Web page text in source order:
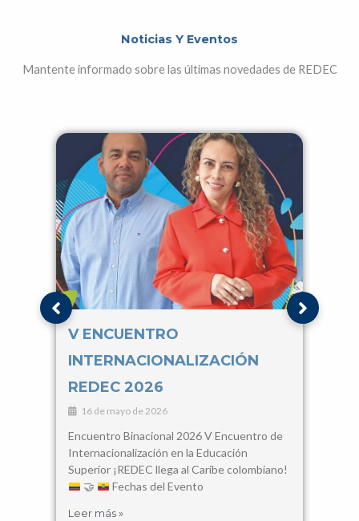
Noticias Y Eventos
Mantente informado sobre las últimas novedades de REDEC
V ENCUENTRO
INTERNACIONALIZACIÓN
REDEC 2026
16 de mayo de 2026
Encuentro Binacional 2026 V Encuentro de
Internacionalización en la Educación
Superior ¡REDEC llega al Caribe colombiano!
🤝
Fechas del Evento
Leer más »